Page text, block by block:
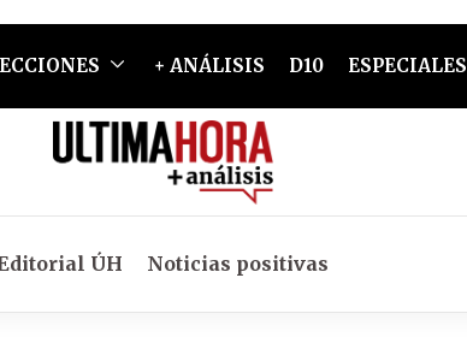
+ ANÁLISIS D10 ESPECIALES
ÚH Noticias positivas